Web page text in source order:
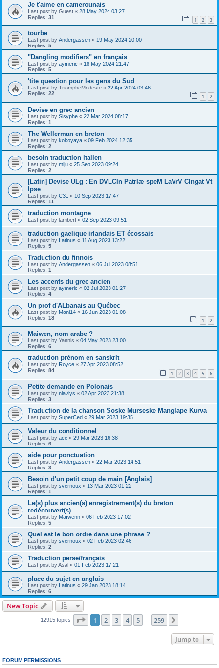
Je t'aime en camerounais
Last post by Guest « 28 May 2024 03:27
Replies: 31 1 2 3
tourbe
Last post by Andergassen « 19 May 2024 20:00
Replies: 5
"Dangling modifiers" en français
Last post by aymeric « 18 May 2024 21:47
Replies: 5
'tite question pour les gens du Sud
Last post by TriompheModeste « 22 Apr 2024 03:46
Replies: 22 1 2
Devise en grec ancien
Last post by Sisyphe « 22 Mar 2024 08:17
Replies: 1
The Wellerman en breton
Last post by kokoyaya « 09 Feb 2024 12:35
Replies: 2
besoin traduction italien
Last post by miju « 25 Sep 2023 09:24
Replies: 2
[Latin] Devise ULg : En DVLCIn PatrIæ speM LaVrV CIngat Vt
Ipse
Last post by C3L « 10 Sep 2023 17:47
Replies: 11
traduction montagne
Last post by lambert « 02 Sep 2023 09:51
traduction gaelique irlandais ET écossais
Last post by Latinus « 11 Aug 2023 13:22
Replies: 5
Traduction du finnois
Last post by Andergassen « 06 Jul 2023 08:51
Replies: 1
Les accents du grec ancien
Last post by aymeric « 02 Jul 2023 01:27
Replies: 4
Un prof d'ALbanais au Québec
Last post by Mani14 « 16 Jun 2023 01:08
Replies: 18 1 2
Maiwen, nom arabe ?
Last post by Yannis « 04 May 2023 23:00
Replies: 6
traduction prénom en sanskrit
Last post by Royce « 27 Apr 2023 08:52
Replies: 84 1 2 3 4 5 6
Petite demande en Polonais
Last post by niavlys « 02 Apr 2023 21:38
Replies: 3
Traduction de la chanson Soske Murseske Manglape Kurva
Last post by SuperCed « 29 Mar 2023 19:35
Valeur du conditionnel
Last post by ace « 29 Mar 2023 16:38
Replies: 6
aide pour ponctuation
Last post by Andergassen « 22 Mar 2023 14:51
Replies: 3
Besoin d'un petit coup de main [Anglais]
Last post by svernoux « 13 Mar 2023 01:22
Replies: 1
Le(s) plus ancien(s) enregistrement(s) du breton
redécouvert(s)...
Last post by Maïwenn « 06 Feb 2023 17:02
Replies: 5
Quel est le bon ordre dans une phrase ?
Last post by svernoux « 02 Feb 2023 02:46
Replies: 2
Traduction perse/français
Last post byAsal « 01 Feb 2023 17:21
place du sujet en anglais
Last post by Latinus « 29 Jan 2023 18:14
Replies: 6
New Topic
12915 topics Page 1of 259
1 2 3 4 5 259
Jump to
FORUM PERMISSIONS